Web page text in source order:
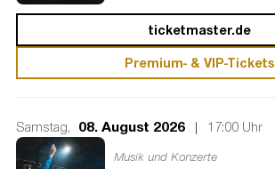
ticketmaster.de
Premium- & VIP-Tickets
Samstag, 08. August 2026 | 17:00 Uhr
Musik und Konzerte